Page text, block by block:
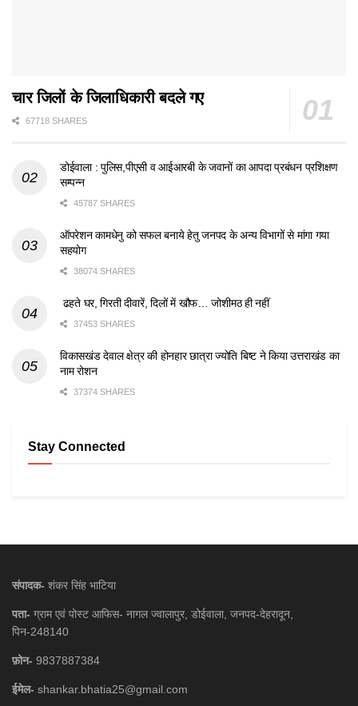
चार जिलों के जिलाधिकारी बदले गए
67718 SHARES
डोईवाला : पुलिस,पीएसी व आईआरबी के जवानों का आपदा प्रबंधन प्रशिक्षण
सम्पन्न
45787 SHARES
ऑपरेशन कामधेनु को सफल बनाये हेतु जनपद के अन्य विभागों से मांगा गया
सहयोग
38074 SHARES
ढहते घर, गिरती दीवारें, दिलों में खौफ… जोशीमठ ही नहीं
37453 SHARES
विकासखंड देवाल क्षेत्र की होनहार छात्रा ज्योति बिष्ट ने किया उत्तराखंड का
नाम रोशन
37374 SHARES
Stay Connected
संपादक- शंकर सिंह भाटिया
पता- ग्राम एवं पोस्ट आफिस- नागल ज्वालापुर, डोईवाला, जनपद-देहरादून,
पिन-248140
फ़ोन- 9837887384
ईमेल- shankar.bhatia25@gmail.com